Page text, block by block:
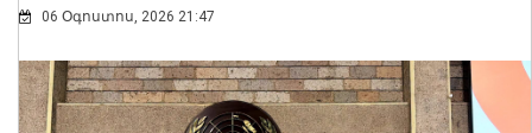
06 Օգոստոս, 2026 21:47